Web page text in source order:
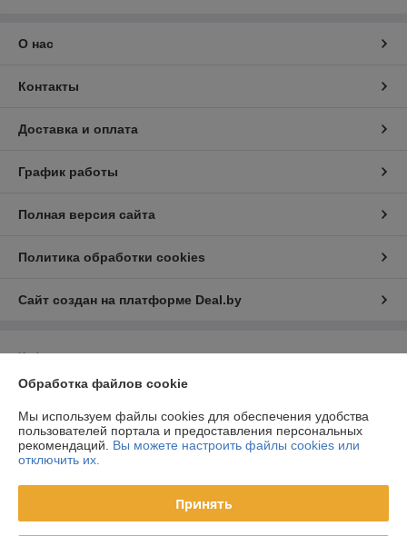
О нас
Контакты
Доставка и оплата
График работы
Полная версия сайта
Политика обработки cookies
Сайт создан на платформе Deal.by
Информация для покупателя
Юридическое лицо:ООО «Световые декорации»
комната 2/2
Регистрационный номер ЕГР: 193876703
Регистрационный орган: Мингорисполком
Обработка файлов cookie
Мы используем файлы cookies для обеспечения удобства
пользователей портала и предоставления персональных
рекомендаций. Вы можете настроить файлы cookies или
отключить их.
Принять